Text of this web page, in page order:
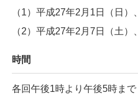
（1）平成27年2月1日（日
（2）平成27年2月7日（土
時間
各回午後1時より午後5時まで